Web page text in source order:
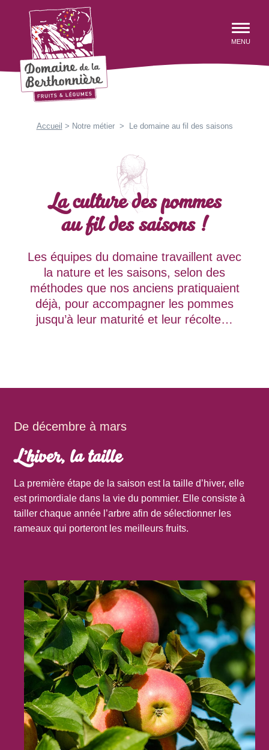
Domaine de la Berthonnière
MENU
Accueil > Notre métier> Le domaine au fil des saisons
La culture des pommes
au fil des saisons !
Les équipes du domaine travaillent avec
la nature et les saisons, selon des
méthodes que nos anciens pratiquaient
déjà, pour accompagner les pommes
jusqu’à leur maturité et leur récolte…
De décembre à mars
L’hiver, la taille
La première étape de la saison est la taille d’hiver, elle
est primordiale dans la vie du pommier. Elle consiste à
tailler chaque année l’arbre afin de sélectionner les
rameaux qui porteront les meilleurs fruits.